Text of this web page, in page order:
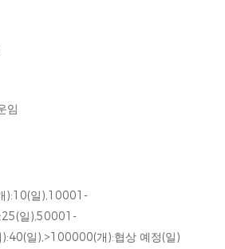
임
):10(일),10001-
일),50001-
일),>100000(개):협상 예정(일)